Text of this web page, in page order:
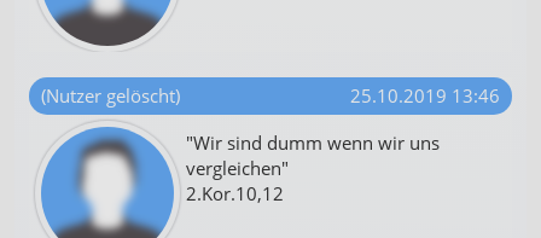
(Nutzer gelöscht)
25.10.2019 13:46
"Wir sind dumm wenn wir uns
vergleichen"
2.Kor.10,12